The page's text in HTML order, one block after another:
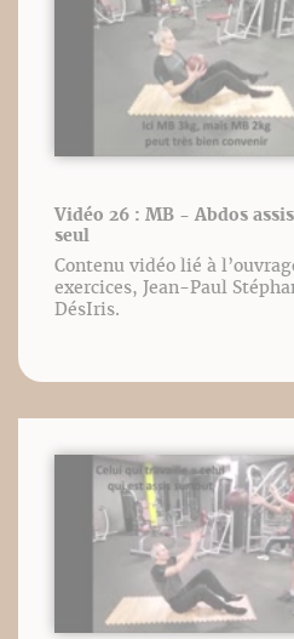
Vidéo 26 : MB - Abdos
seul
Contenu vidéo lié à
exercices, Jean-Paul
DésIris.